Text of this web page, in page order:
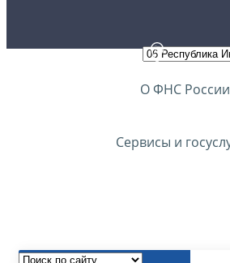
О ФНС России
Сервисы и